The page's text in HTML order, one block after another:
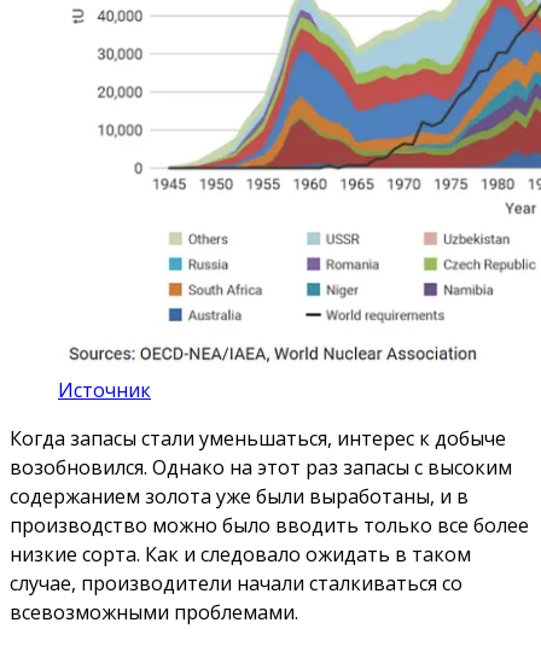
Источник
Когда запасы стали уменьшаться, интерес к добыче
возобновился. Однако на этот раз запасы с высоким
содержанием золота уже были выработаны, и в
производство можно было вводить только все более
низкие сорта. Как и следовало ожидать в таком
случае, производители начали сталкиваться со
всевозможными проблемами.